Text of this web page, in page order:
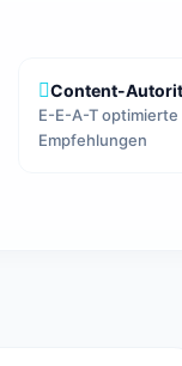
Content-
E-E-A-T
Empfehlungen